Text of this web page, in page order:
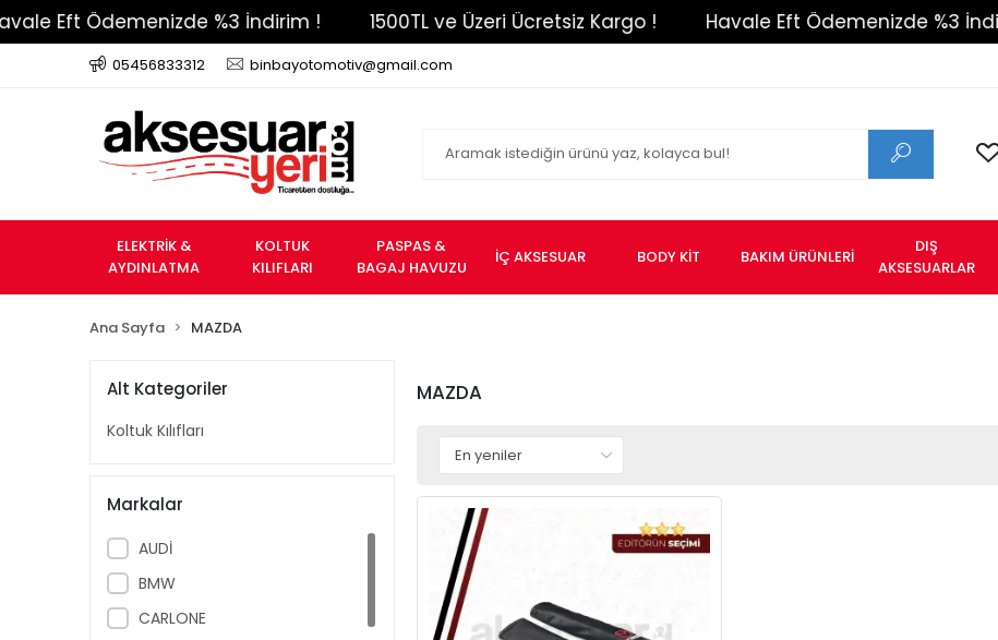
Eft Ödemenizde %3 İndirim ! 1500TL ve Üzeri Ücretsiz Kargo ! Havale Eft Ödemenizde %3
05456833312 binbayotomotiv@gmail.com
ELEKTRİK &
AYDINLATMA
KOLTUK
KILIFLARI
PASPAS &
BAGAJ HAVUZU
İÇ AKSESUAR BODY KİT BAKIM ÜRÜNLERİ
DIŞ
AKSESUARLAR
Ana Sayfa MAZDA
Alt Kategoriler
Koltuk Kılıfları
Markalar
AUDİ
BMW
CARLONE
MAZDA
Stokta Yok